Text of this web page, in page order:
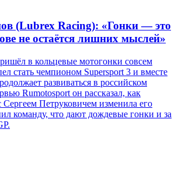
(Lubrex Racing): «Гонки — это
не остаётся лишних мыслей»
в кольцевые мотогонки совсем
стать чемпионом Supersport 3 и вместе
развиваться в российском
Rumotosport он рассказал, как
Сергеем Петруковичем изменила его
команду, что дают дождевые гонки и за